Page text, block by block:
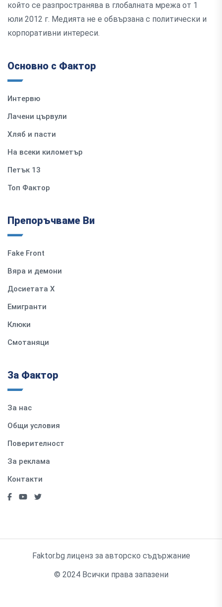
който се разпространява в глобалната мрежа от 1
юли 2012 г. Медията не е обвързана с политически и
корпоративни интереси.
Основно с Фактор
Интервю
Лачени цървули
Хляб и пасти
На всеки километър
Петък 13
Топ Фактор
Препоръчваме Ви
Fake Front
Вяра и демони
Досиетата Х
Емигранти
Клюки
Смотаняци
За Фактор
За нас
Общи условия
Поверителност
За реклама
Контакти
Faktor.bg лиценз за авторско съдържание
© 2024 Всички права запазени